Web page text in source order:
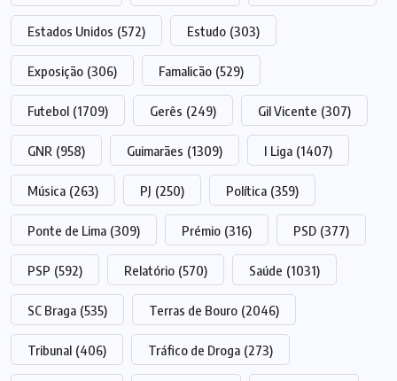
Estados Unidos (572) Estudo (303)
Exposição (306) Famalicão (529)
Futebol (1709) Gerês (249) Gil Vicente (307)
GNR (958) Guimarães (1309) I Liga (1407)
Música (263) PJ (250) Política (359)
Ponte de Lima (309) Prémio (316) PSD (377)
PSP (592) Relatório (570) Saúde (1031)
SC Braga (535) Terras de Bouro (2046)
Tribunal (406) Tráfico de Droga (273)